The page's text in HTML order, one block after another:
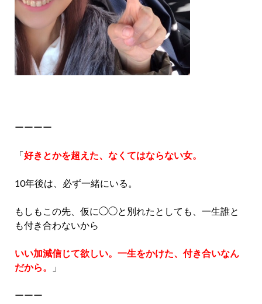
ーーーー
「好きとかを超えた、なくてはならない女。
10年後は、必ず一緒にいる。
もしもこの先、仮に◯◯と別れたとしても、一生誰と
も付き合わないから
いい加減信じて欲しい。一生をかけた、付き合いなん
だから。
」
ーーー